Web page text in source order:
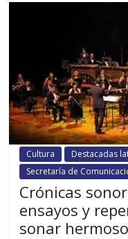
Cultura Destacadas
Secretaría de
Crónicas
ensayos y
sonar hermoso